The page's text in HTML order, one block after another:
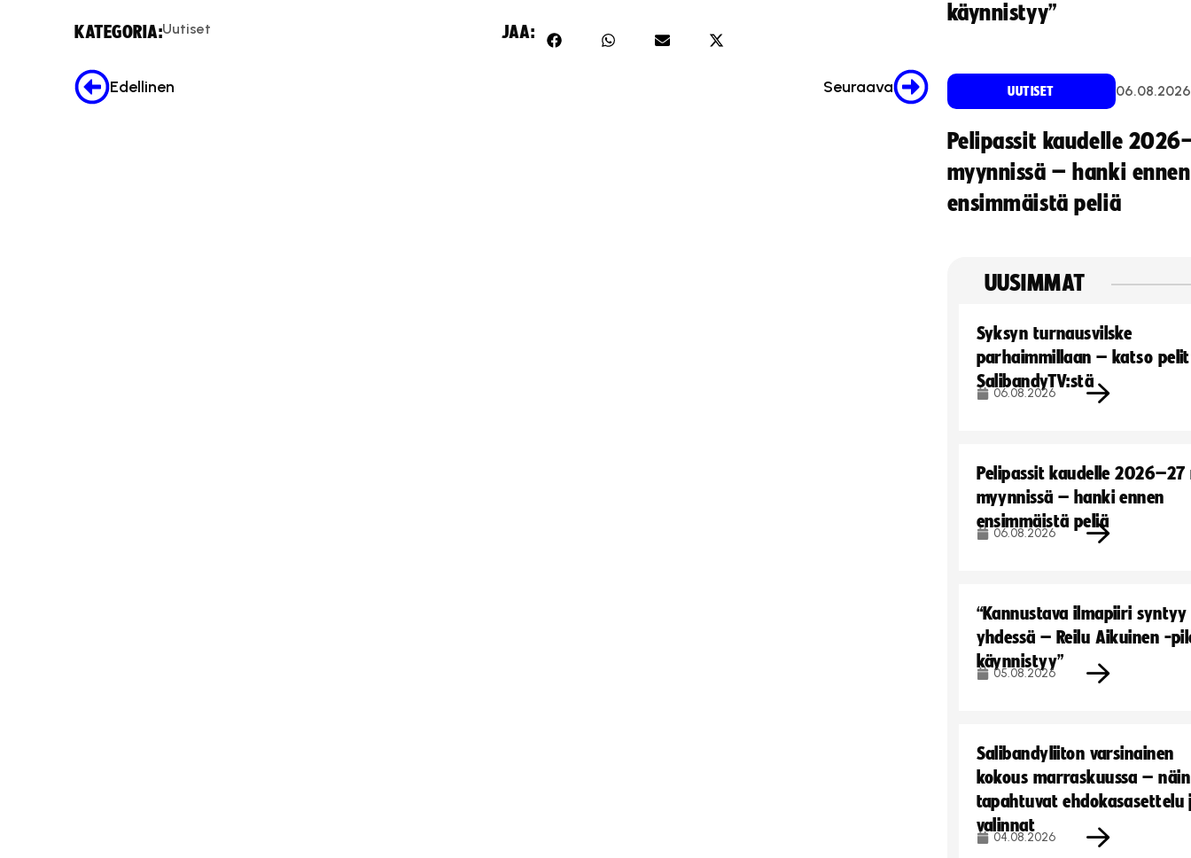
KATEGORIA:Uutiset JAA:
Edellinen Seuraava
käynnistyy”
UUTISET 06.08.2026
Pelipassit kaudelle
myynnissä – hanki ennen
ensimmäistä peliä
UUSIMMAT
Syksyn turnausvilske
parhaimmillaan – katso pelit
SalibandyTV:stä
06.08.2026
Pelipassit kaudelle
myynnissä – hanki ennen
ensimmäistä peliä
06.08.2026
“Kannustava ilmapiiri syntyy
yhdessä – Reilu Aikuinen -
käynnistyy”
05.08.2026
Salibandyliiton varsinainen
kokous marraskuussa – näin
tapahtuvat ehdokasasettelu
valinnat
04.08.2026